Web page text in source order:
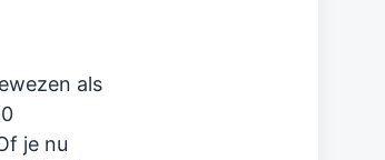
als
je nu